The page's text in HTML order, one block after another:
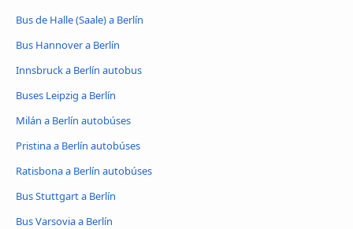
Bus de Halle (Saale) a Berlín
Bus Hannover a Berlín
Innsbruck a Berlín autobus
Buses Leipzig a Berlín
Milán a Berlín autobúses
Pristina a Berlín autobúses
Ratisbona a Berlín autobúses
Bus Stuttgart a Berlín
Bus Varsovia a Berlín